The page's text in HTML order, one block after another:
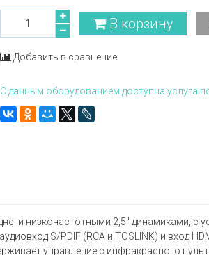
В корзину
Добавить в сравнение
С данным оборудованием доступна услуга
и низкочастотными 2,5'' динамиками, с
S/PDIF (RCA и TOSLINK) и вход
управление с инфракрасного